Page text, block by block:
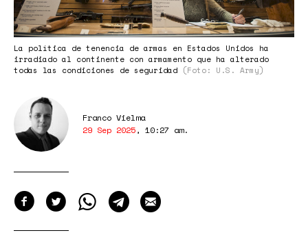
La política de tenencia de armas en Estados Unidos ha
irradiado al continente con armamento que ha alterado
todas las condiciones de seguridad (Foto: U.S. Army)
Franco Vielma
29 Sep 2025, 10:27 am.